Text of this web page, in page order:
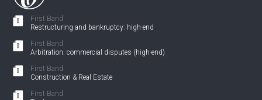
First Band
Restructuring and bankruptcy: high-end
First Band
Arbitration: commercial disputes (high-end)
First Band
Construction & Real Estate
First Band